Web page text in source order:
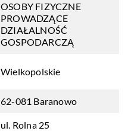
OSOBY FIZYCZNE
PROWADZĄCE
DZIAŁALNOŚĆ
GOSPODARCZĄ
Wielkopolskie
62-081 Baranowo
ul. Rolna 25